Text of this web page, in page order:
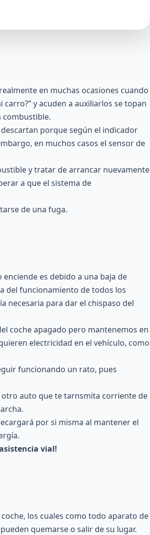
en muchas ocasiones cuando
y acuden a auxiliarlos se topan
combustible.
porque según el indicador
en muchos casos el sensor de
y tratar de arrancar nuevamente
a que el sistema de
de una fuga.
es debido a una baja de
del funcionamiento de todos los
necesaria para dar el chispaso del
coche apagado pero mantenemos en
electricidad en el vehículo, como
funcionando un rato, pues
otro auto que te tarnsmita corriente de
por si misma al mantener el
vial!
los cuales como todo aparato de
quemarse o salir de su lugar.